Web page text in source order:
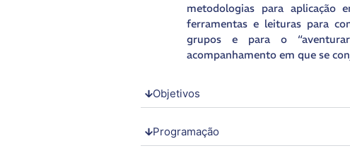
metodologias para
ferramentas e leituras para
grupos e para o
acompanhamento em que se
Objetivos
Programação